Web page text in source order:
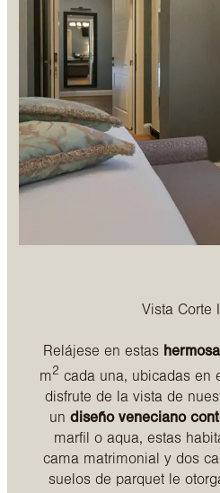
Vista Corte
Relájese en estas
m2 cada una, ubicadas en
disfrute de la vista de
un diseño veneciano
marfil o aqua, estas
cama matrimonial y dos
suelos de parquet le